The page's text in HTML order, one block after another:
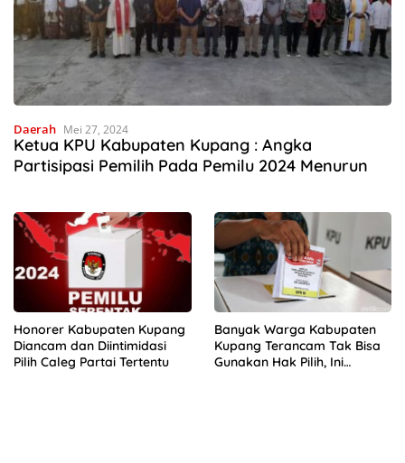
Daerah Mei 27, 2024
Ketua KPU Kabupaten Kupang : Angka
Partisipasi Pemilih Pada Pemilu 2024 Menurun
Honorer Kabupaten Kupang
Diancam dan Diintimidasi
Pilih Caleg Partai Tertentu
Banyak Warga Kabupaten
Kupang Terancam Tak Bisa
Gunakan Hak Pilih, Ini